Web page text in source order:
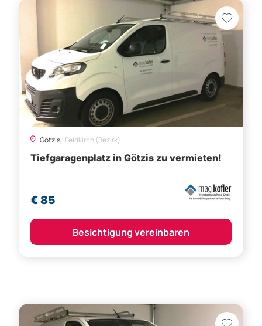
Götzis, Feldkirch (Bezirk)
Tiefgaragenplatz in Götzis zu vermieten!
€ 85
Besichtigung vereinbaren